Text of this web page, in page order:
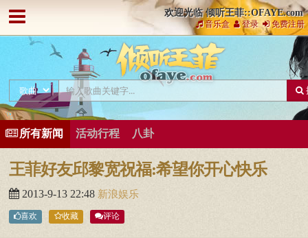
欢迎光临 倾听王菲::OFAYE.com
音乐盒 登录 免费注册
所有新闻 活动行程 八卦
王菲好友邱黎宽祝福:希望你开心快乐
2013-9-13 22:48 新浪娱乐
喜欢 收藏 评论